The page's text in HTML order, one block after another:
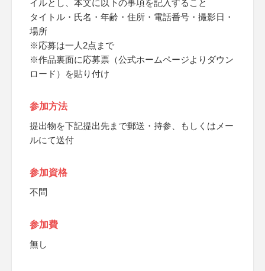
イルとし、本文に以下の事項を記入すること
タイトル・氏名・年齢・住所・電話番号・撮影日・
場所
※応募は一人2点まで
※作品裏面に応募票（公式ホームページよりダウン
ロード）を貼り付け
参加方法
提出物を下記提出先まで郵送・持参、もしくはメー
ルにて送付
参加資格
不問
参加費
無し